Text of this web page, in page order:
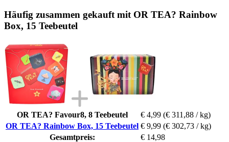
Häufig zusammen gekauft mit OR TEA? Rainbow
Box, 15 Teebeutel
OR TEA? Favour8, 8 Teebeutel € 4,99 (€ 311,88 / kg)
OR TEA? Rainbow Box, 15 Teebeutel € 9,99 (€ 302,73 / kg)
Gesamtpreis:
€ 14,98